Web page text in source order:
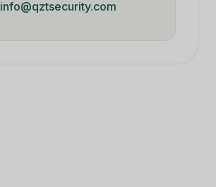
info@qztsecurity.com